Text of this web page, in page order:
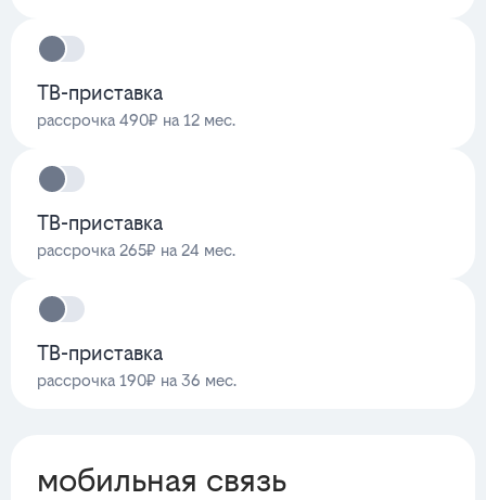
ТВ-приставка
рассрочка 490₽ на 12 мес.
ТВ-приставка
рассрочка 265₽ на 24 мес.
ТВ-приставка
рассрочка 190₽ на 36 мес.
мобильная связь